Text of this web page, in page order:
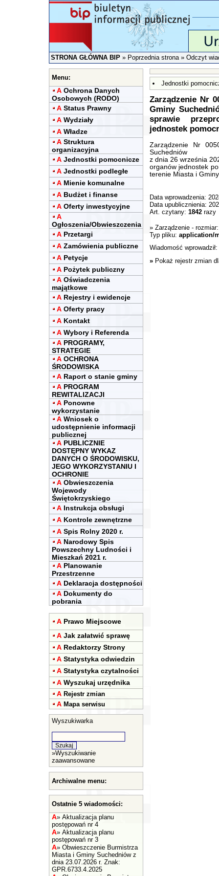
STRONA GŁÓWNA BIP»Poprzednia strona» Odczyt
Menu:
A Ochrona Danych
Osobowych (RODO)
A Status Prawny
A Wydziały
A Władze
A Struktura
organizacyjna
A Jednostki pomocnicze
A Jednostki podległe
A Mienie komunalne
A Budżet i finanse
A Oferty inwestycyjne
A
Ogłoszenia/Obwieszczenia
A Przetargi
A Zamówienia publiczne
A Petycje
A Pożytek publiczny
A Oświadczenia
majątkowe
A Rejestry i ewidencje
A Oferty pracy
A Kontakt
A Wybory i Referenda
A PROGRAMY,
STRATEGIE
A OCHRONA
ŚRODOWISKA
A Raport o stanie gminy
A PROGRAM
REWITALIZACJI
A Ponowne
wykorzystanie
A Wniosek o
udostępnienie informacji
publicznej
A PUBLICZNIE
DOSTĘPNY WYKAZ
DANYCH O ŚRODOWISKU,
JEGO WYKORZYSTANIU I
OCHRONIE
A Obwieszczenia
Wojewody
Świętokrzyskiego
A Instrukcja obsługi
A Kontrole zewnętrzne
A Spis Rolny 2020 r.
A Narodowy Spis
Powszechny Ludności i
Mieszkań 2021 r.
A Planowanie
Przestrzenne
A Deklaracja dostępności
A Dokumenty do
pobrania
A Prawo Miejscowe
A Jak załatwić sprawę
A Redaktorzy Strony
A Statystyka odwiedzin
A Statystyka czytalności
A Wyszukaj urzędnika
A Rejestr zmian
A Mapa serwisu
Wyszukiwarka
»Wyszukiwanie
zaawansowane
Archiwalne menu:
Ostatnie 5 wiadomości:
A» Aktualizacja planu
postępowań nr 4
A» Aktualizacja planu
postępowań nr 3
A» Obwieszczenie Burmistrza
Miasta i Gminy Suchedniów z
dnia 23.07.2026 r. Znak:
GPR.6733.4.2025
Jednostki
Zarządzenie Nr
Gminy
sprawie
jednostek
Zarządzenie Nr
Suchedniów
z dnia 26 września
organów jednostek
terenie Miasta i
Data wprowadzenia:
Data upublicznienia:
Art. czytany: 1842razy
» Zarządzenie-
Typ pliku: application/
Wiadomość wprowadził:
» Pokaż rejestr zmian